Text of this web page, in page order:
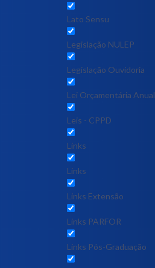
Lato Sensu
Legislação NULEP
Legislação Ouvidoria
Lei Orçamentária Anual
Leis - CPPD
Links
Links
Links Extensão
Links PARFOR
Links Pós-Graduação